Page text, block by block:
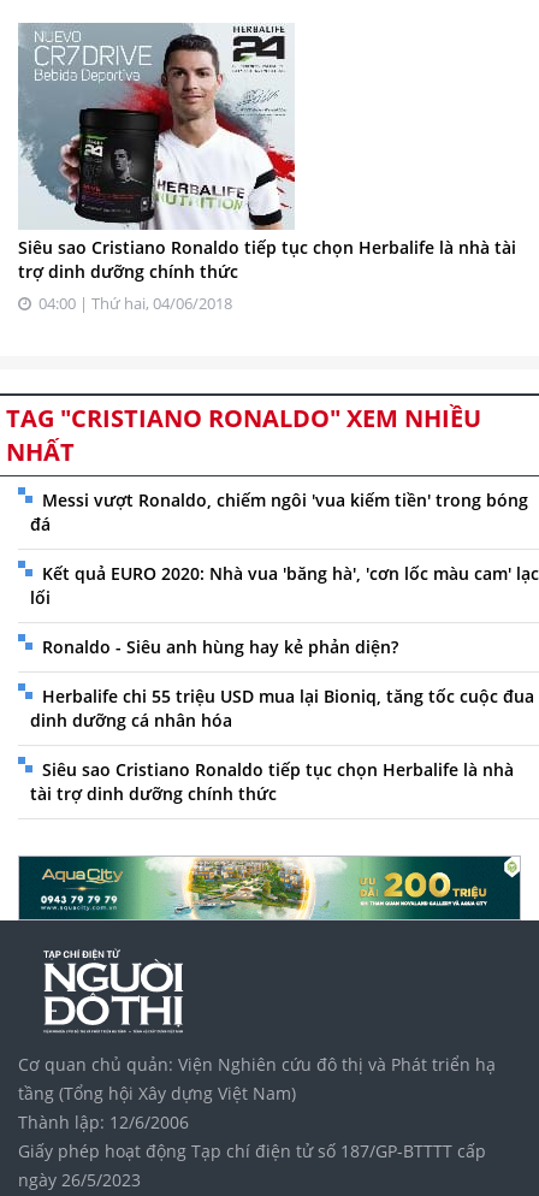
Siêu sao Cristiano Ronaldo tiếp tục chọn Herbalife là nhà tài
trợ dinh dưỡng chính thức
04:00 | Thứ hai, 04/06/2018
TAG "CRISTIANO RONALDO" XEM NHIỀU
NHẤT
Messi vượt Ronaldo, chiếm ngôi 'vua kiếm tiền' trong bóng
đá
Kết quả EURO 2020: Nhà vua 'băng hà', 'cơn lốc màu cam' lạc
lối
Ronaldo - Siêu anh hùng hay kẻ phản diện?
Herbalife chi 55 triệu USD mua lại Bioniq, tăng tốc cuộc đua
dinh dưỡng cá nhân hóa
Siêu sao Cristiano Ronaldo tiếp tục chọn Herbalife là nhà
tài trợ dinh dưỡng chính thức
Cơ quan chủ quản: Viện Nghiên cứu đô thị và Phát triển hạ
tầng (Tổng hội Xây dựng Việt Nam)
Thành lập: 12/6/2006
Giấy phép hoạt động Tạp chí điện tử số 187/GP-BTTTT cấp
ngày 26/5/2023